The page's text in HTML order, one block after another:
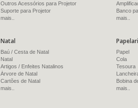
Outros Acessórios para Projetor
Suporte para Projetor
mais..
Banco
mais..
Natal
Baú / Cesta de Natal
Natal
Artigos / Enfeites Natalinos
Árvore de Natal
Cartões de Natal
mais..
Papel
Cola
Tesoura
Bobina
mais..